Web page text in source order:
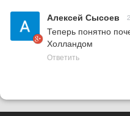
Алексей Сысоев
Теперь понятно
Холландом
Ответить